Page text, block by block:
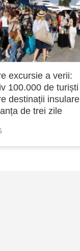
excursie a verii:
100.000 de turiști
destinații insulare
de trei zile